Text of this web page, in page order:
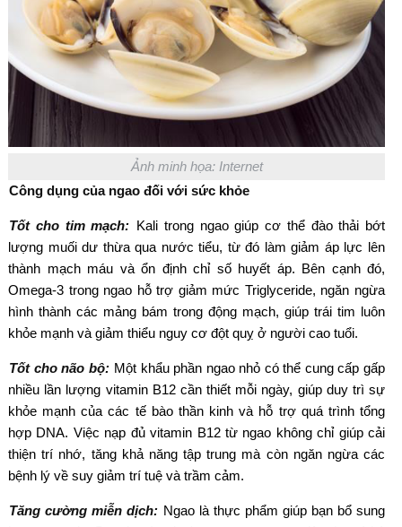
Ảnh minh họa: Internet
Công dụng của ngao đối với sức khỏe
Tốt cho tim mạch: Kali trong ngao giúp cơ thể đào thải bớt
lượng muối dư thừa qua nước tiểu, từ đó làm giảm áp lực lên
thành mạch máu và ổn định chỉ số huyết áp. Bên cạnh đó,
Omega-3 trong ngao hỗ trợ giảm mức Triglyceride, ngăn ngừa
hình thành các mảng bám trong động mạch, giúp trái tim luôn
khỏe mạnh và giảm thiểu nguy cơ đột quỵ ở người cao tuổi.
Tốt cho não bộ: Một khẩu phần ngao nhỏ có thể cung cấp gấp
nhiều lần lượng vitamin B12 cần thiết mỗi ngày, giúp duy trì sự
khỏe mạnh của các tế bào thần kinh và hỗ trợ quá trình tổng
hợp DNA. Việc nạp đủ vitamin B12 từ ngao không chỉ giúp cải
thiện trí nhớ, tăng khả năng tập trung mà còn ngăn ngừa các
bệnh lý về suy giảm trí tuệ và trầm cảm.
Tăng cường miễn dịch: Ngao là thực phẩm giúp bạn bổ sung